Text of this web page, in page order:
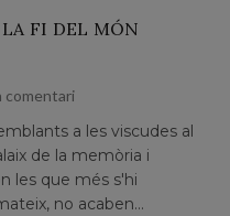
FI DEL MÓN
comentari
a les viscudes al
de la memòria i
les que més s'hi
no acaben...